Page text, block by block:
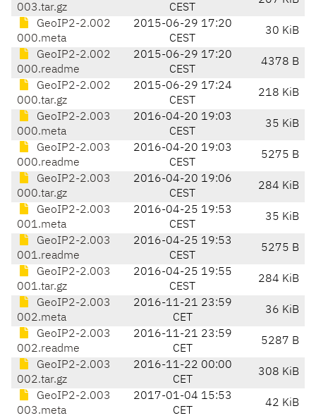
003.tar.gz CEST
GeoIP2-2.002
000.meta
2015-06-29 17:20
CEST
30 KiB
GeoIP2-2.002
000.readme
2015-06-29 17:20
CEST
4378 B
GeoIP2-2.002
000.tar.gz
2015-06-29 17:24
CEST
218 KiB
GeoIP2-2.003
000.meta
2016-04-20 19:03
CEST
35 KiB
GeoIP2-2.003
000.readme
2016-04-20 19:03
CEST
5275 B
GeoIP2-2.003
000.tar.gz
2016-04-20 19:06
CEST
284 KiB
GeoIP2-2.003
001.meta
2016-04-25 19:53
CEST
35 KiB
GeoIP2-2.003
001.readme
2016-04-25 19:53
CEST
5275 B
GeoIP2-2.003
001.tar.gz
2016-04-25 19:55
CEST
284 KiB
GeoIP2-2.003
002.meta
2016-11-21 23:59
CET
36 KiB
GeoIP2-2.003
002.readme
2016-11-21 23:59
CET
5287 B
GeoIP2-2.003
002.tar.gz
2016-11-22 00:00
CET
308 KiB
GeoIP2-2.003
003.meta
2017-01-04 15:53
CET
42 KiB